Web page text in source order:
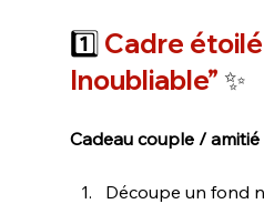
1️⃣ Cadre
Inoubliable” ✨
Cadeau couple / amitié
Découpe un fond